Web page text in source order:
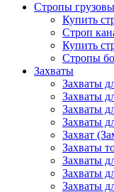
Стропы
Купить
Строп
Купить
Стропы
Захваты
Захваты
Захваты
Захваты
Захваты
Захват
Захваты
Захваты
Захваты
Захваты